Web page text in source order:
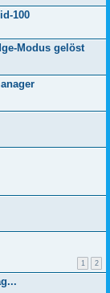
100
Modus gelöst
1 2